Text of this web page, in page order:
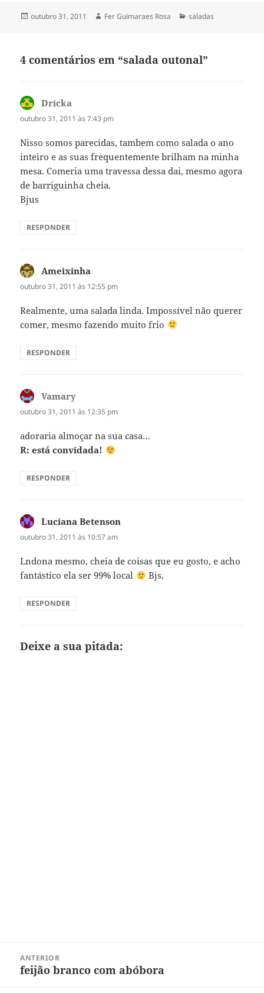
Publicado
outubro 31, 2011 Autor
Fer Guimaraes Rosa Categorias
saladas
4 comentários em “salada outonal”
Dricka
outubro 31, 2011 às 7:43 pm
Nisso somos parecidas, tambem como salada o ano
inteiro e as suas frequentemente brilham na minha
mesa. Comeria uma travessa dessa dai, mesmo agora
de barriguinha cheia.
Bjus
RESPONDER
Ameixinha
outubro 31, 2011 às 12:55 pm
Realmente, uma salada linda. Impossível não querer
comer, mesmo fazendo muito frio
RESPONDER
Vamary
outubro 31, 2011 às 12:35 pm
adoraria almoçar na sua casa…
R: está convidada!
RESPONDER
Luciana Betenson
outubro 31, 2011 às 10:57 am
Lndona mesmo, cheia de coisas que eu gosto, e acho
fantástico ela ser 99% local
Bjs,
RESPONDER
Deixe a sua pitada:
ANTERIOR
Post
feijão branco com abóbora